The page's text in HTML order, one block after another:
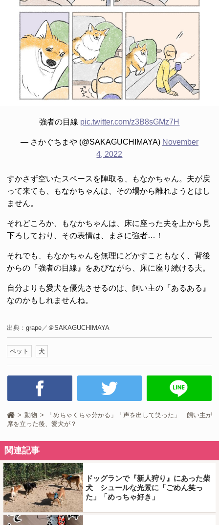
強者の目線 pic.twitter.com/z3B8sGMz7H
— さかぐちまや (@SAKAGUCHIMAYA) November
4, 2022
すかさず空いたスペースを陣取る、もなかちゃん。夫が戻
って来ても、もなかちゃんは、その場から離れようとはし
ません。
それどころか、もなかちゃんは、床に座った夫を上から見
下ろしており、その表情は、まさに強者…！
それでも、もなかちゃんを無理にどかすこともなく、背後
からの『強者の目線』をあびながら、床に座り続ける夫。
自分よりも愛犬を優先させるのは、飼い主の『あるある』
なのかもしれませんね。
出典： grape ／ ＠SAKAGUCHIMAYA
ペット 犬
動物
「めちゃくちゃ分かる」「声を出して笑った」 飼い主が
席を立った後、愛犬が？
関連記事
ドッグランで『新人狩り』にあった柴
犬 シュールな光景に「ごめん笑っ
た」「めっちゃ好き」